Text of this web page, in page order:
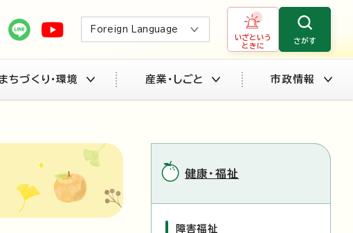
Foreign Language
いざという
ときに
さがす
まちづくり・環境 産業・しごと 市政情報
健康・福祉
障害福祉